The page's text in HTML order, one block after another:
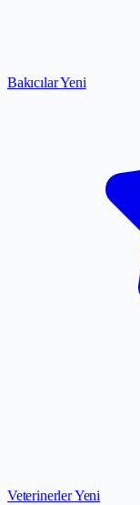
BakıcılarYeni
VeterinerlerYeni